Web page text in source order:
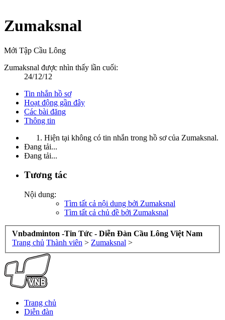
Zumaksnal
Mới Tập Cầu Lông
Zumaksnal được nhìn thấy lần cuối:
24/12/12
Tin nhắn hồ sơ
Hoạt động gần đây
Các bài đăng
Thông tin
Hiện tại không có tin nhắn trong hồ sơ của Zumaksnal.
Đang tải...
Đang tải...
Tương tác
Nội dung:
Tìm tất cả nội dung bởi Zumaksnal
Tìm tất cả chủ đề bởi Zumaksnal
Vnbadminton -Tin Tức - Diễn Đàn Cầu Lông Việt Nam
Trang chủ Thành viên > Zumaksnal >
Trang chủ
Diễn đàn